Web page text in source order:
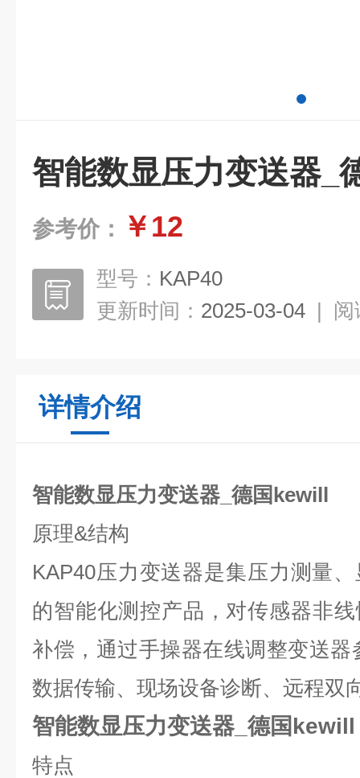
智能数显压力变送器_
参考价： ￥12
型号： KAP40
更新时间： 2025-03-04 | 阅
详情介绍
智能数显压力变送器_德国kewill
原理&结构
KAP40压力变送器是集压力测量
的智能化测控产品，对传感器非
补偿，通过手操器在线调整变送
数据传输、现场设备诊断、远程双
智能数显压力变送器_德国kewill
特点